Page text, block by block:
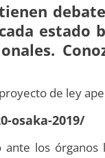
estado
de ley
osaka-2019/
los órganos